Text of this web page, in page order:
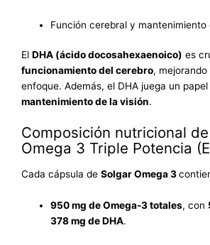
Función cerebral y mantenimiento
El DHA (ácido docosahexaenoico) es
funcionamiento del cerebro,
enfoque. Además, el DHA juega un
mantenimiento de la visión.
Composición nutricional
Omega 3 Triple Potencia
Cada cápsula de Solgar Omega 3
950 mg de Omega-3 totales, con
378 mg de DHA.